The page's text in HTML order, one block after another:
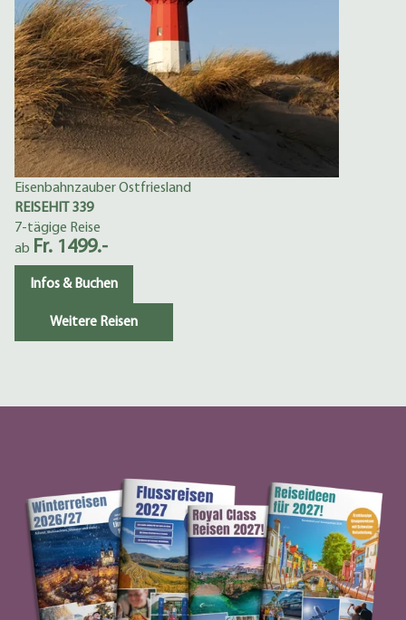
Eisenbahnzauber Ostfriesland
REISEHIT 339
7-tägige Reise
ab Fr. 1499.-
Infos & Buchen
Weitere Reisen